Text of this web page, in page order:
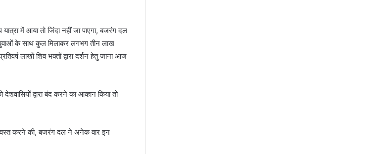
में आया तो जिंदा नहीं जा पाएगा, बजरंग दल
के साथ कुल मिलाकर लगभग तीन लाख
लाखों शिव भक्तों द्वारा दर्शन हेतु जाना आज
द्वारा बंद करने का आव्हान किया तो
ध्वस्त करने की, बजरंग दल ने अनेक वार इन